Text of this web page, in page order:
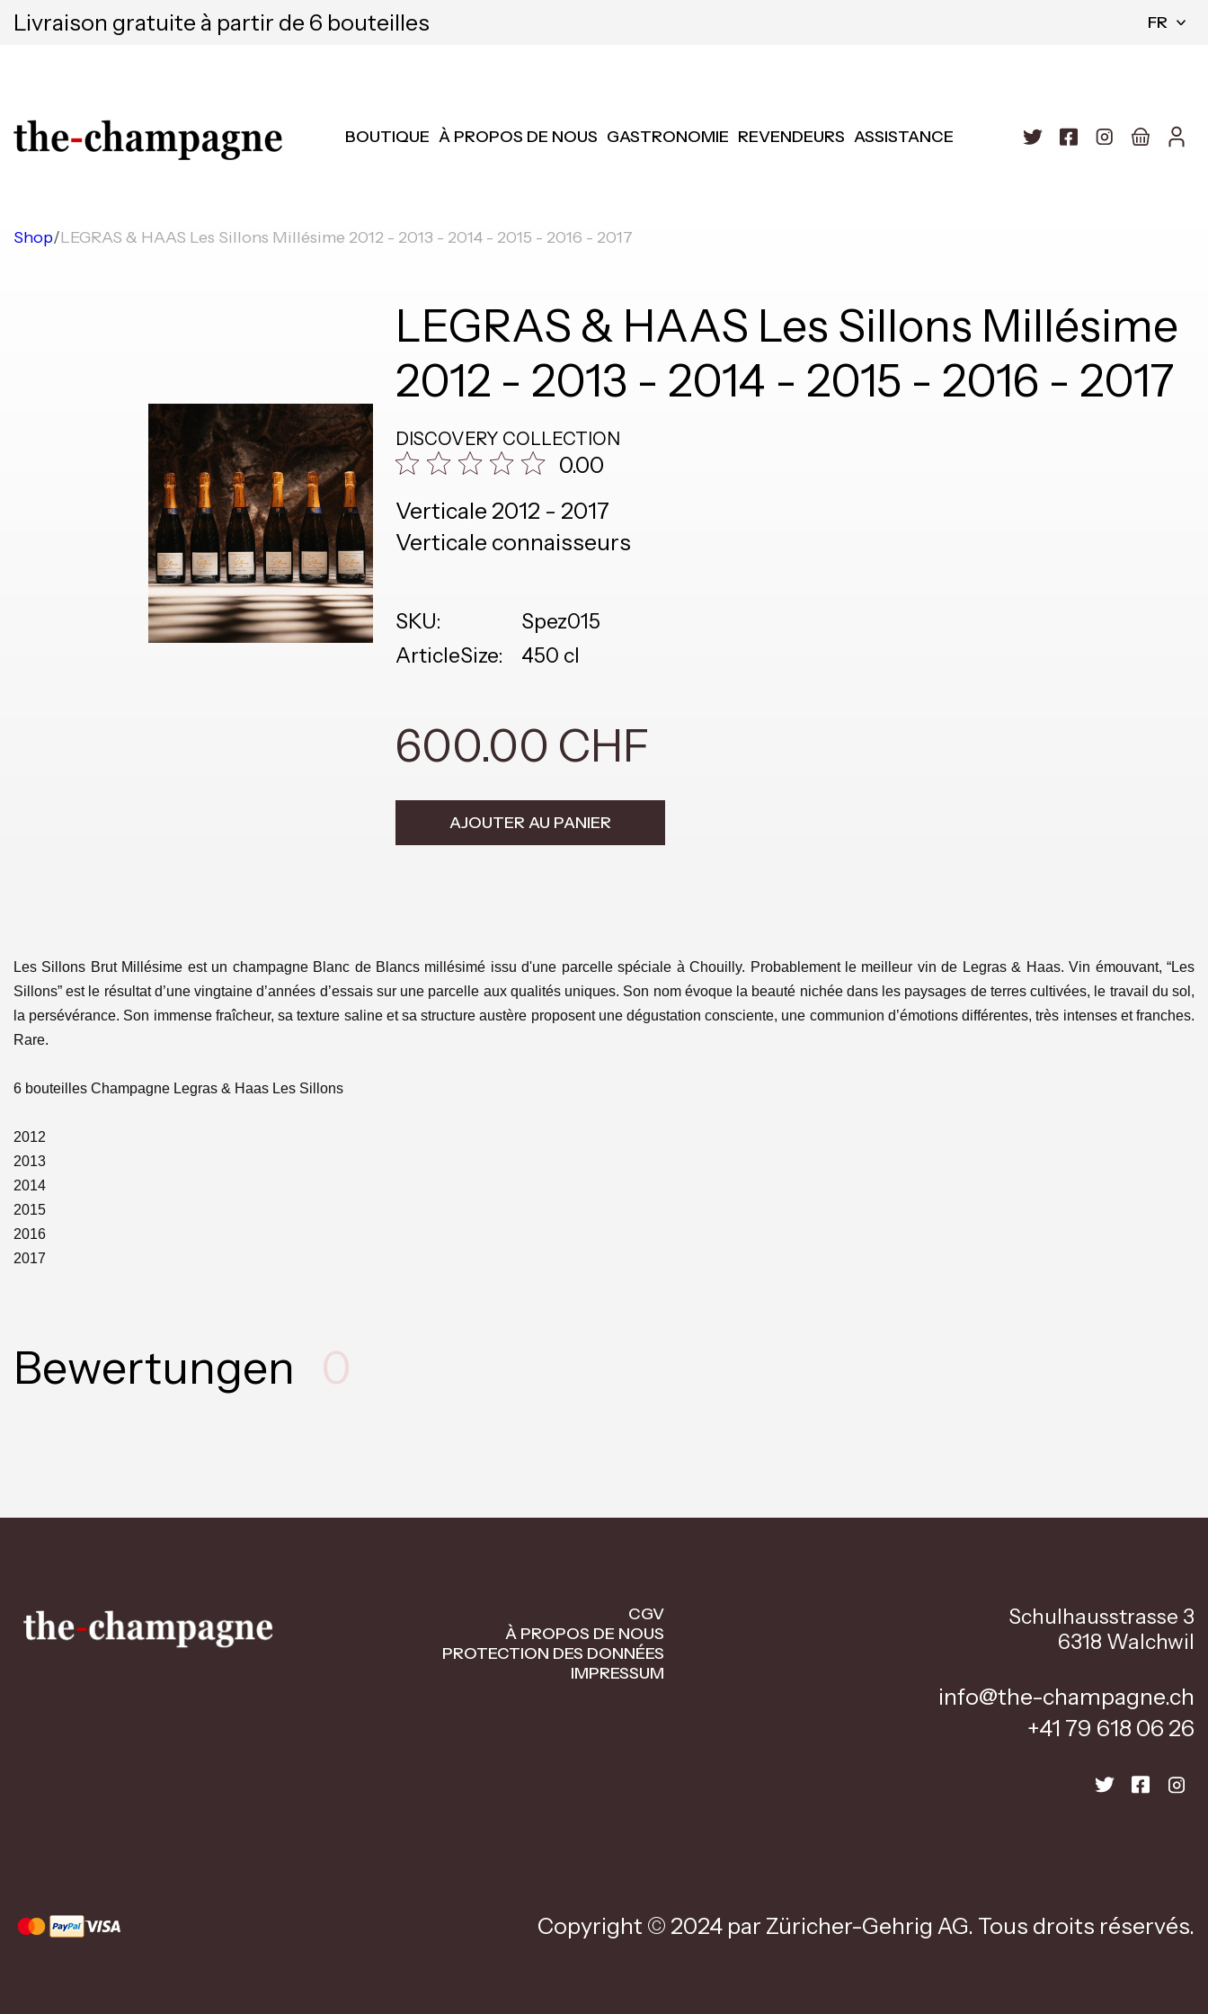
Livraison gratuite à partir de 6 bouteilles FR
BOUTIQUE À PROPOS DE NOUS GASTRONOMIE REVENDEURS ASSISTANCE
Shop/LEGRAS & HAAS Les Sillons Millésime 2012 - 2013 - 2014 - 2015 - 2016 - 2017
LEGRAS & HAAS Les Sillons Millésime
2012 - 2013 - 2014 - 2015 - 2016 - 2017
DISCOVERY COLLECTION
0.00
Verticale 2012 - 2017
Verticale connaisseurs
SKU:
Spez015
ArticleSize:
450 cl
600.00 CHF
AJOUTER AU PANIER
Les Sillons Brut Millésime est un champagne Blanc de Blancs millésimé issu d'une parcelle spéciale à Chouilly. Probablement le meilleur vin de Legras & Haas.Vin émouvant, “Les
Sillons” est le résultat d’une vingtaine d’années d’essais sur une parcelle aux qualités uniques. Son nom évoque la beauté nichée dans les paysages de terres cultivées, le travail du sol,
la persévérance. Son immense fraîcheur, sa texture saline et sa structure austère proposent une dégustation consciente, une communion d’émotions différentes, très intenses et franches.
Rare.
6 bouteilles Champagne Legras & Haas Les Sillons
2012
2013
2014
2015
2016
2017
Bewertungen 0
CGV
À PROPOS DE NOUS
PROTECTION DES DONNÉES
IMPRESSUM
Schulhausstrasse 3
6318 Walchwil
info@the-champagne.ch
+41 79 618 06 26
Copyright © 2024 par Züricher-Gehrig AG. Tous droits réservés.